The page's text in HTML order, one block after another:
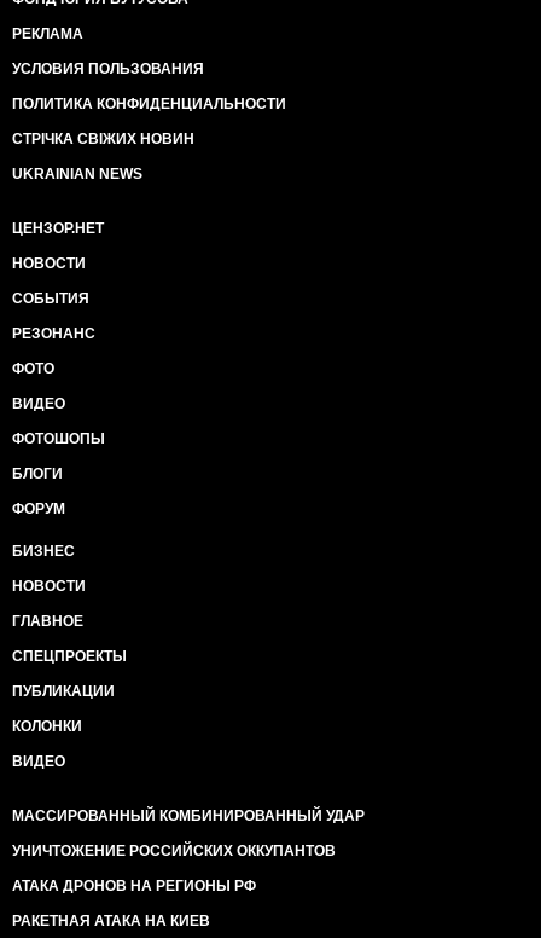
РЕКЛАМА
УСЛОВИЯ ПОЛЬЗОВАНИЯ
ПОЛИТИКА КОНФИДЕНЦИАЛЬНОСТИ
СТРІЧКА СВІЖИХ НОВИН
UKRAINIAN NEWS
ЦЕНЗОР.НЕТ
НОВОСТИ
СОБЫТИЯ
РЕЗОНАНС
ФОТО
ВИДЕО
ФОТОШОПЫ
БЛОГИ
ФОРУМ
БИЗНЕС
НОВОСТИ
ГЛАВНОЕ
СПЕЦПРОЕКТЫ
ПУБЛИКАЦИИ
КОЛОНКИ
ВИДЕО
МАССИРОВАННЫЙ КОМБИНИРОВАННЫЙ УДАР
УНИЧТОЖЕНИЕ РОССИЙСКИХ ОККУПАНТОВ
АТАКА ДРОНОВ НА РЕГИОНЫ РФ
РАКЕТНАЯ АТАКА НА КИЕВ